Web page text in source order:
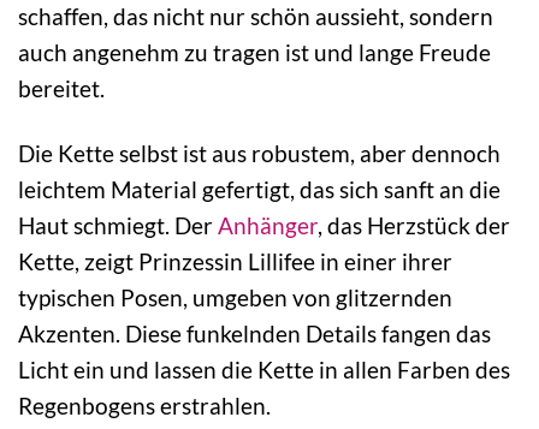
schaffen, das nicht nur schön aussieht, sondern
auch angenehm zu tragen ist und lange Freude
bereitet.
Die Kette selbst ist aus robustem, aber dennoch
leichtem Material gefertigt, das sich sanft an die
Haut schmiegt. DerAnhänger, das Herzstück der
Kette, zeigt Prinzessin Lillifee in einer ihrer
typischen Posen, umgeben von glitzernden
Akzenten. Diese funkelnden Details fangen das
Licht ein und lassen die Kette in allen Farben des
Regenbogens erstrahlen.